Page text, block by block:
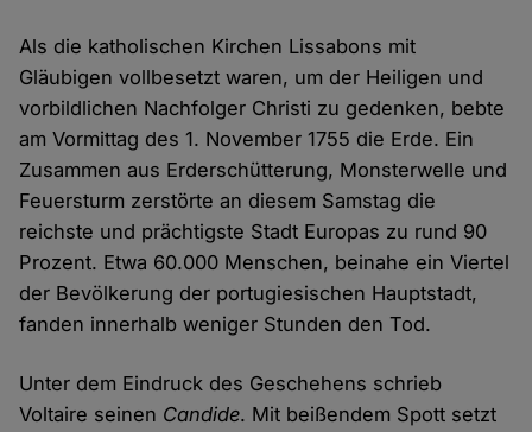
Als die katholischen Kirchen Lissabons mit
Gläubigen vollbesetzt waren, um der Heiligen und
vorbildlichen Nachfolger Christi zu gedenken, bebte
am Vormittag des 1. November 1755 die Erde. Ein
Zusammen aus Erderschütterung, Monsterwelle und
Feuersturm zerstörte an diesem Samstag die
reichste und prächtigste Stadt Europas zu rund 90
Prozent. Etwa 60.000 Menschen, beinahe ein Viertel
der Bevölkerung der portugiesischen Hauptstadt,
fanden innerhalb weniger Stunden den Tod.
Unter dem Eindruck des Geschehens schrieb
Voltaire seinen Candide. Mit beißendem Spott setzt